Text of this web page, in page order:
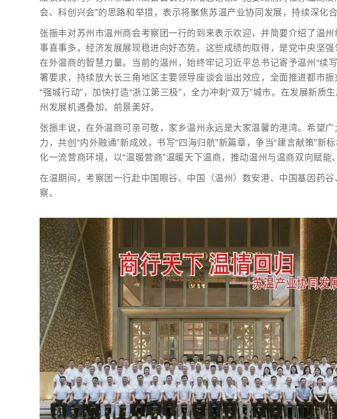
会、科创兴会”的思路和举措，表示将聚焦苏温产业协同发展，持续深化
张振丰对苏州市温州商会考察团一行的到来表示欢迎，并简要介绍了温
事喜事多，经济发展展现稳进向好态势。这些成绩的取得，是党中央坚
在外温商的智慧力量。当前的温州，始终牢记习近平总书记寄予温州“续
署要求，持续放大长三角地区主要领导座谈会溢出效应，全面推进都市
“强城行动”，加快打造“浙江第三极”，全力冲刺“双万”城市。在发展新质
州发展机遇叠加、前景美好。
张振丰说，在外温商可亲可敬，家乡温州永远是大家温馨的港湾。希望
力，共创“内外融通”新成效，书写“四海归航”新篇章，争当“建言献策”
化一流营商环境，以“温暖营商”温暖天下温商，推动温州与温商双向赋能
在温期间，考察团一行赴中国眼谷、中国（温州）数安港、中国基因药
察。